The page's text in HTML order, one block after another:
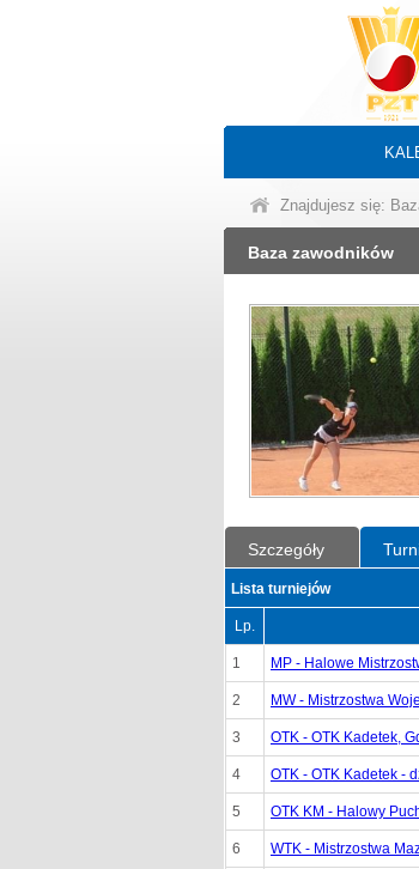
Znajdujesz się:
Baza zawodników
Szczegóły
Lista turniejów
Lp.
1 MP - Halowe
2 MW - Mistrzostwa
3 OTK - OTK Kadetek,
4 OTK - OTK Kadetek -
5 OTK KM - Halowy
6 WTK - Mistrzostwa